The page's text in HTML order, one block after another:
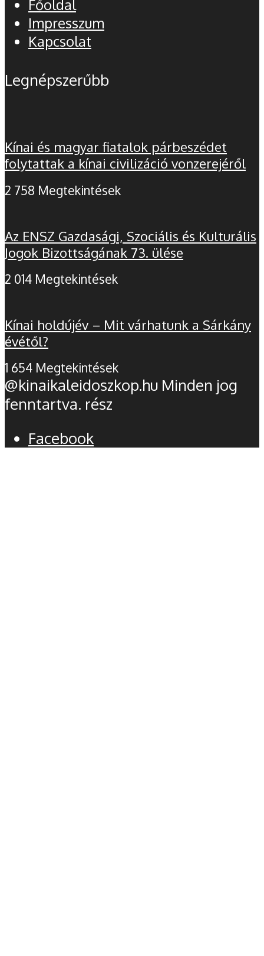
Főoldal
Impresszum
Kapcsolat
Legnépszerűbb
Kínai és magyar fiatalok párbeszédet
folytattak a kínai civilizáció vonzerejéről
2 758 Megtekintések
Az ENSZ Gazdasági, Szociális és Kulturális
Jogok Bizottságának 73. ülése
2 014 Megtekintések
Kínai holdújév – Mit várhatunk a Sárkány
évétől?
1 654 Megtekintések
@kinaikaleidoszkop.hu Minden jog
fenntartva. rész
Facebook